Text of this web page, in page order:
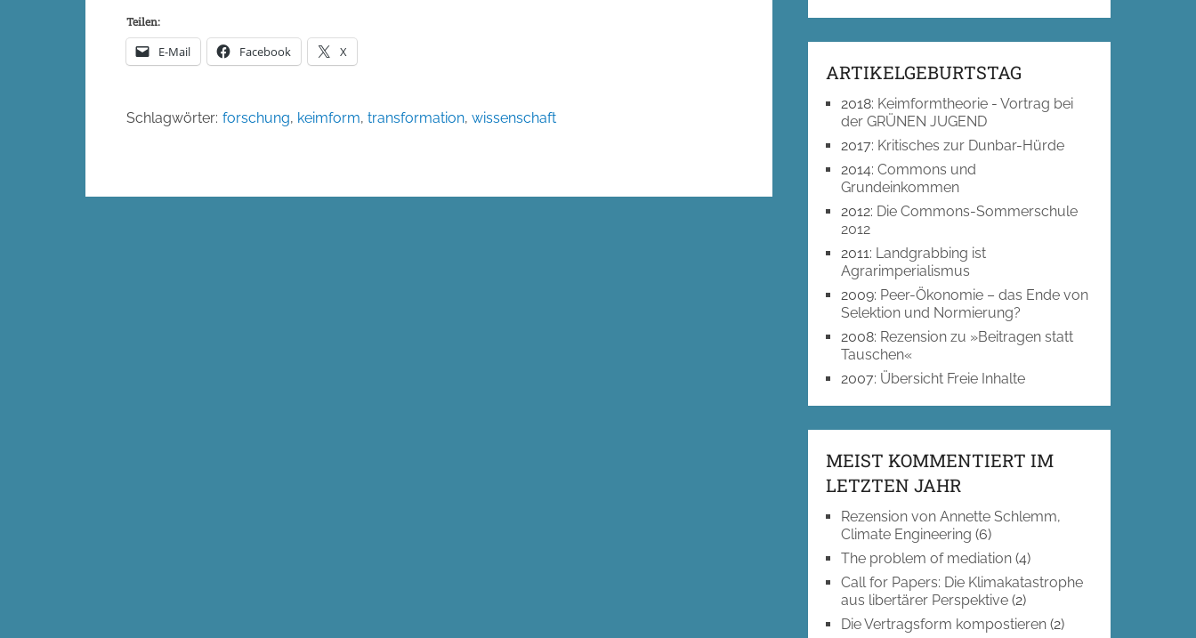
Teilen:
E-Mail Facebook X
Schlagwörter: forschung, keimform, transformation, wissenschaft
ARTIKELGEBURTSTAG
2018: Keimformtheorie - Vortrag bei
der GRÜNEN JUGEND
2017: Kritisches zur Dunbar-Hürde
2014:Commons und
Grundeinkommen
2012: Die Commons-Sommerschule
2012
2011: Landgrabbing ist
Agrarimperialismus
2009: Peer-Ökonomie – das Ende von
Selektion und Normierung?
2008: Rezension zu »Beitragen statt
Tauschen«
2007: Übersicht Freie Inhalte
MEIST KOMMENTIERT IM
LETZTEN JAHR
Rezension von Annette Schlemm,
Climate Engineering (6)
The problem of mediation (4)
Call for Papers: Die Klimakatastrophe
aus libertärer Perspektive (2)
Die Vertragsform kompostieren (2)